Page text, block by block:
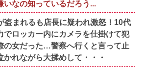
いなの知っているだろう...
盗まれるも店長に疑われ激怒！10代
でロッカー内にカメラを仕掛けて犯
の女だった…警察へ行くと言って止
れながら大揉めして・・・